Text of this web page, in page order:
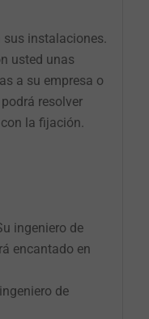
sus instalaciones.
usted unas
a su empresa o
resolver
la fijación.
ingeniero de
encantado en
de